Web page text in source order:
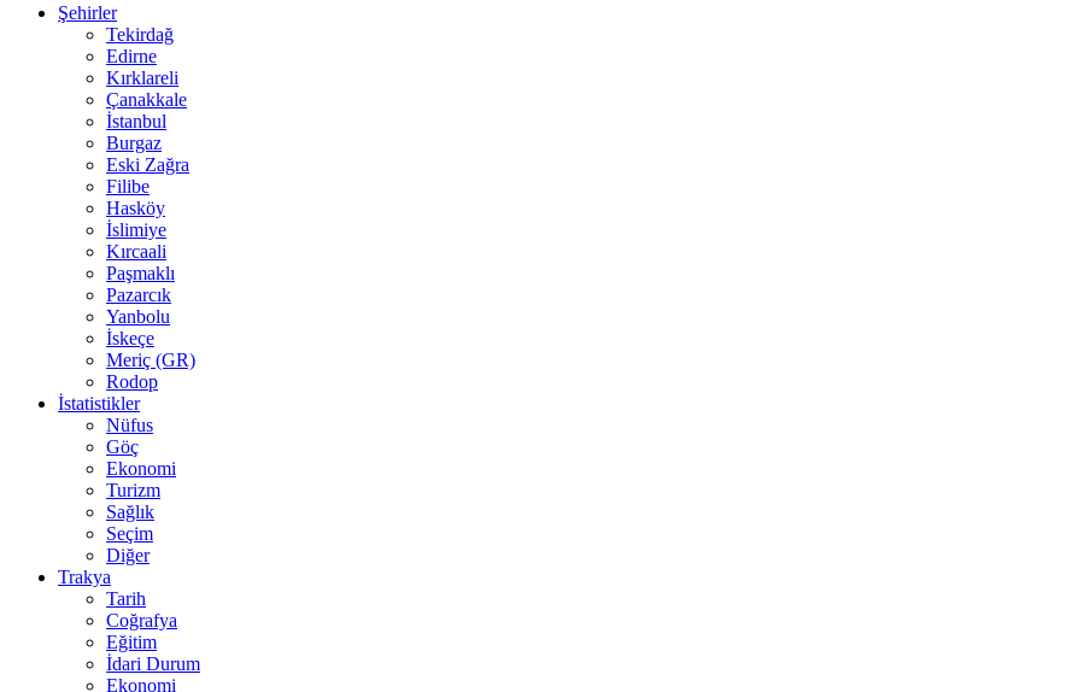
Şehirler
Tekirdağ
Edirne
Kırklareli
Çanakkale
İstanbul
Burgaz
Eski Zağra
Filibe
Hasköy
İslimiye
Kırcaali
Paşmaklı
Pazarcık
Yanbolu
İskeçe
Meriç (GR)
Rodop
İstatistikler
Nüfus
Göç
Ekonomi
Turizm
Sağlık
Seçim
Diğer
Trakya
Tarih
Coğrafya
Eğitim
İdari Durum
Ekonomi